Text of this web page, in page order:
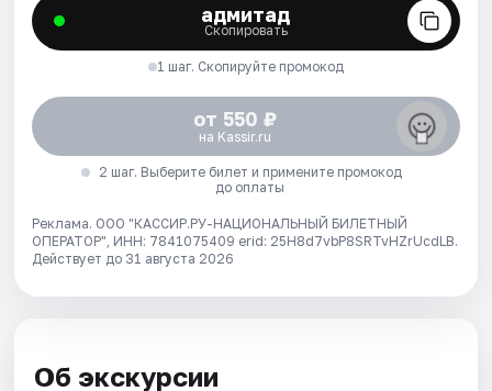
адмитад
Скопировать
1 шаг. Скопируйте промокод
от 550 ₽
на Kassir.ru
2 шаг. Выберите билет и примените промокод
до оплаты
Реклама. ООО "КАССИР.РУ-НАЦИОНАЛЬНЫЙ БИЛЕТНЫЙ
ОПЕРАТОР", ИНН: 7841075409 erid: 25H8d7vbP8SRTvHZrUcdLB.
Действует до 31 августа 2026
Об экскурсии